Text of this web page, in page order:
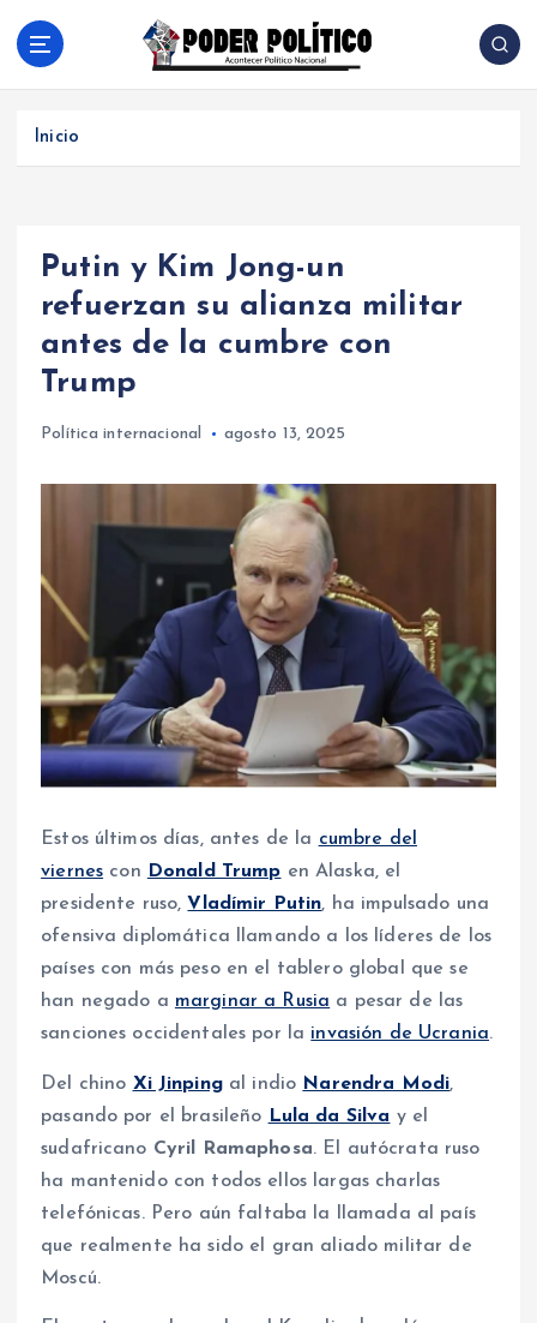
Acontecer Politico Nacional
Inicio
Putin y Kim Jong-un
refuerzan su alianza militar
antes de la cumbre con
Trump
Política internacional agosto 13, 2025
Estos últimos días, antes de la cumbre del
viernes con Donald Trump en Alaska, el
presidente ruso, Vladímir Putin, ha impulsado una
ofensiva diplomática llamando a los líderes de los
países con más peso en el tablero global que se
han negado a marginar a Rusia a pesar de las
sanciones occidentales por la invasión de Ucrania.
Del chino Xi Jinpingal indio Narendra Modi,
pasando por el brasileño
Lula da Silva y el
sudafricano Cyril Ramaphosa. El autócrata ruso
ha mantenido con todos ellos largas charlas
telefónicas. Pero aún faltaba la llamada al país
que realmente ha sido el gran aliado militar de
Moscú.